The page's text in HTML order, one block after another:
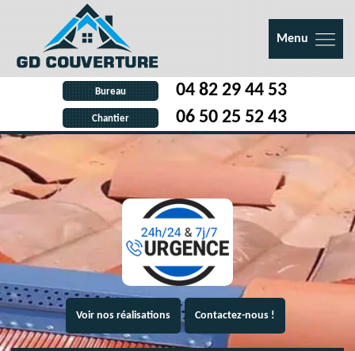
Menu
Bureau 04 82 29 44 53
Chantier 06 50 25 52 43
Voir nos réalisations Contactez-nous !